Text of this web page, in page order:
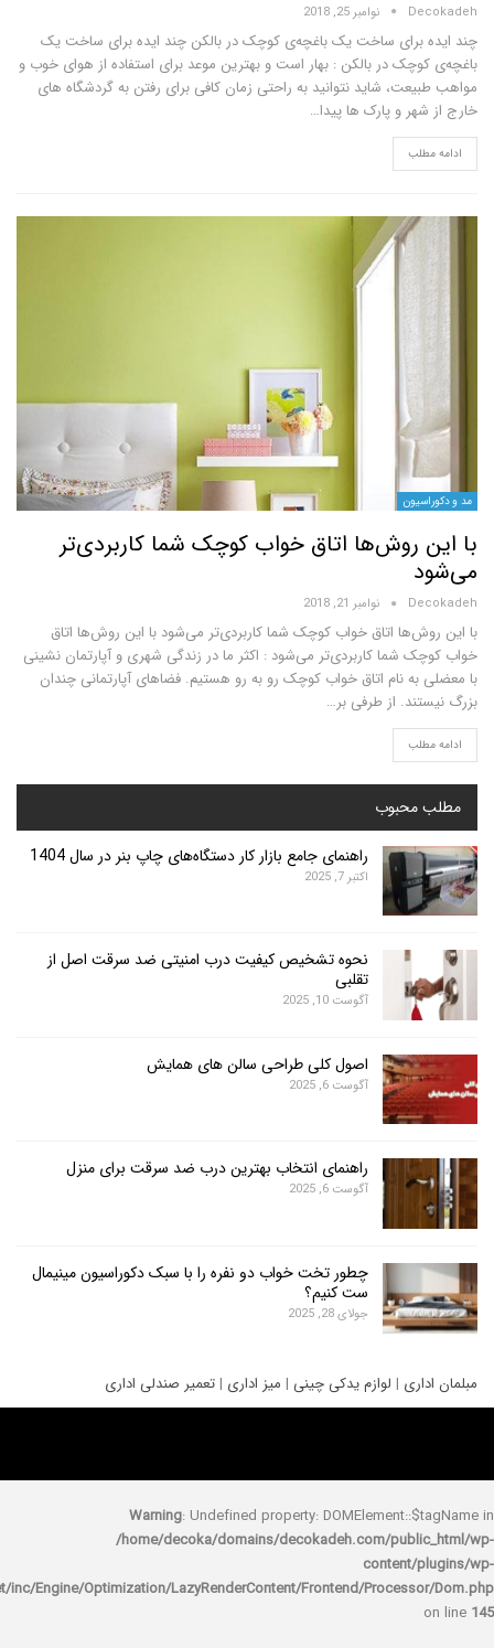
نوامبر 25, 2018
ساخت یک باغچه‌ی کوچک در بالکن چند ایده برای ساخت یک
در بالکن : بهار است و بهترین موعد برای استفاده از هوای خوب و
شاید نتوانید به راحتی زمان کافی برای رفتن به گردشگاه های
و پارک ها پیدا…
روش‌ها اتاق خواب کوچک شما کاربردی‌تر
نوامبر 21, 2018
اتاق خواب کوچک شما کاربردی‌تر می‌شود با این روش‌ها اتاق
شما کاربردی‌تر می‌شود : اکثر ما در زندگی شهری و آپارتمان نشینی
نام اتاق خواب کوچک رو به رو هستیم. فضاهای آپارتمانی چندان
از طرفی بر…
راهنمای جامع بازار کار دستگاه‌های چاپ بنر در سال 1404
اکتبر 7, 2025
نحوه تشخیص کیفیت درب امنیتی ضد سرقت اصل از
تقلبی
آگوست 10, 2025
اصول کلی طراحی سالن های همایش
آگوست 6, 2025
راهنمای انتخاب بهترین درب ضد سرقت برای منزل
آگوست 6, 2025
چطور تخت خواب دو نفره را با سبک دکوراسیون مینیمال
ست کنیم؟
جولای 28, 2025
|لوازم یدکی چینی|میز اداری| تعمیر صندلی اداری
Warning: Undefined property:
/home/decoka/domains/decokadeh.com/
rocket/inc/Engine/Optimization/LazyRenderContent/Frontend/